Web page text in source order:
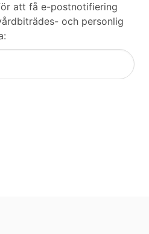
att få e-postnotifiering
och personlig